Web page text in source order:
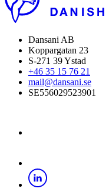
Dansani AB
Koppargatan 23
S-271 39 Ystad
+46 35 15 76 21
mail@dansani.se
SE556029523901